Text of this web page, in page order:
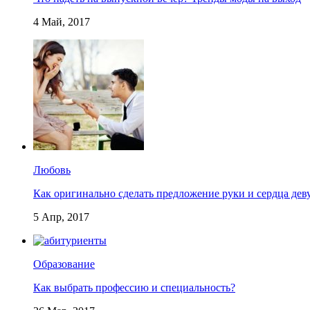
4 Май, 2017
Любовь
Как оригинально сделать предложение руки и сердца
5 Апр, 2017
Образование
Как выбрать профессию и специальность?